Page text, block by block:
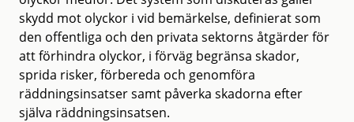
skydd mot olyckor i vid bemärkelse, definierat som
den offentliga och den privata sektorns åtgärder för
att förhindra olyckor, i förväg begränsa skador,
sprida risker, förbereda och genomföra
räddningsinsatser samt påverka skadorna efter
själva räddningsinsatsen.